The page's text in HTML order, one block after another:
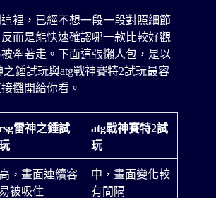
裡，已經不想一段一段對照細節
而是能快速確認哪一款比較好觀
牽著走。下面這張懶人包，是以
錘試玩與atg戰神賽特2試玩最容
攤開給你看。
雷神之錘試
atg戰神賽特2試
玩
高，畫面連續容
被吸住
中，畫面變化較
有間隔